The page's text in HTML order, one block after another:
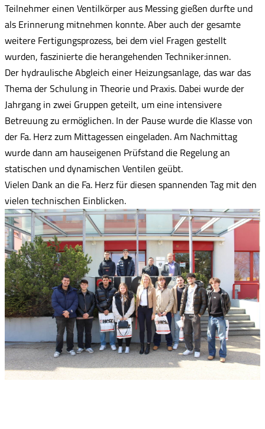
Teilnehmer einen Ventilkörper aus Messing gießen durfte und
als Erinnerung mitnehmen konnte. Aber auch der gesamte
weitere Fertigungsprozess, bei dem viel Fragen gestellt
wurden, faszinierte die herangehenden Techniker:innen.
Der hydraulische Abgleich einer Heizungsanlage, das war das
Thema der Schulung in Theorie und Praxis. Dabei wurde der
Jahrgang in zwei Gruppen geteilt, um eine intensivere
Betreuung zu ermöglichen. In der Pause wurde die Klasse von
der Fa. Herz zum Mittagessen eingeladen. Am Nachmittag
wurde dann am hauseigenen Prüfstand die Regelung an
statischen und dynamischen Ventilen geübt.
Vielen Dank an die Fa. Herz für diesen spannenden Tag mit den
vielen technischen Einblicken.